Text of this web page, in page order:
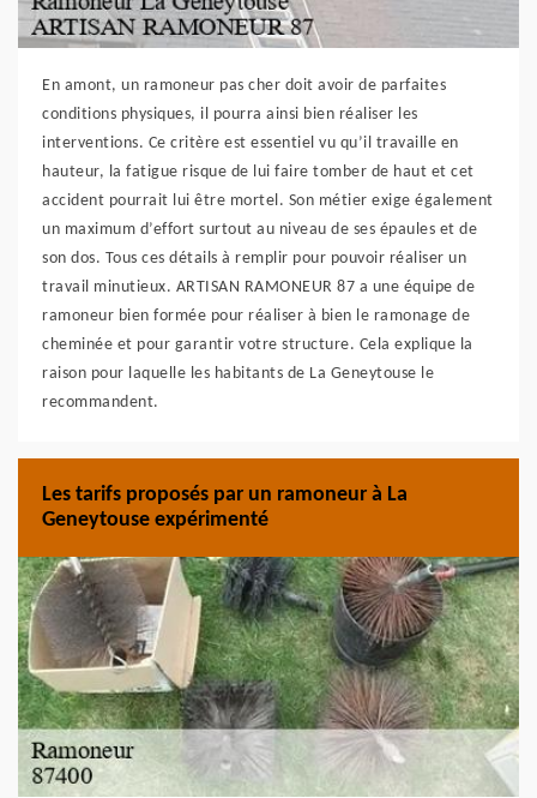
En amont, un ramoneur pas cher doit avoir de parfaites
conditions physiques, il pourra ainsi bien réaliser les
interventions. Ce critère est essentiel vu qu’il travaille en
hauteur, la fatigue risque de lui faire tomber de haut et cet
accident pourrait lui être mortel. Son métier exige également
un maximum d’effort surtout au niveau de ses épaules et de
son dos. Tous ces détails à remplir pour pouvoir réaliser un
travail minutieux. ARTISAN RAMONEUR 87 a une équipe de
ramoneur bien formée pour réaliser à bien le ramonage de
cheminée et pour garantir votre structure. Cela explique la
raison pour laquelle les habitants de La Geneytouse le
recommandent.
Les tarifs proposés par un ramoneur à La
Geneytouse expérimenté